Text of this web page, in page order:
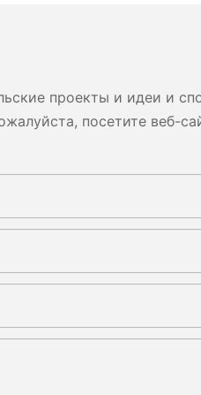
проекты и идеи и
посетите веб-